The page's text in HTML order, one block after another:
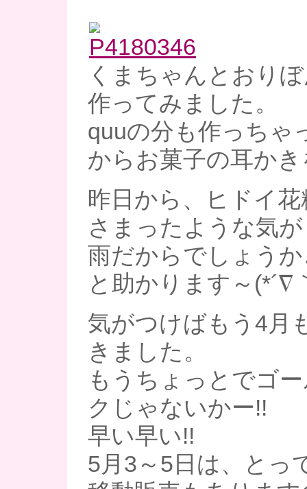
くまちゃんとおり
作ってみました。
quuの分も作っちゃ
からお菓子の耳か
昨日から、ヒドイ
さまったような気
雨だからでしょう
と助かります～(*´∇
気がつけばもう4月
きました。
もうちょっとでゴ
クじゃないかー!!
早い早い!!
5月3～5日は、とっ